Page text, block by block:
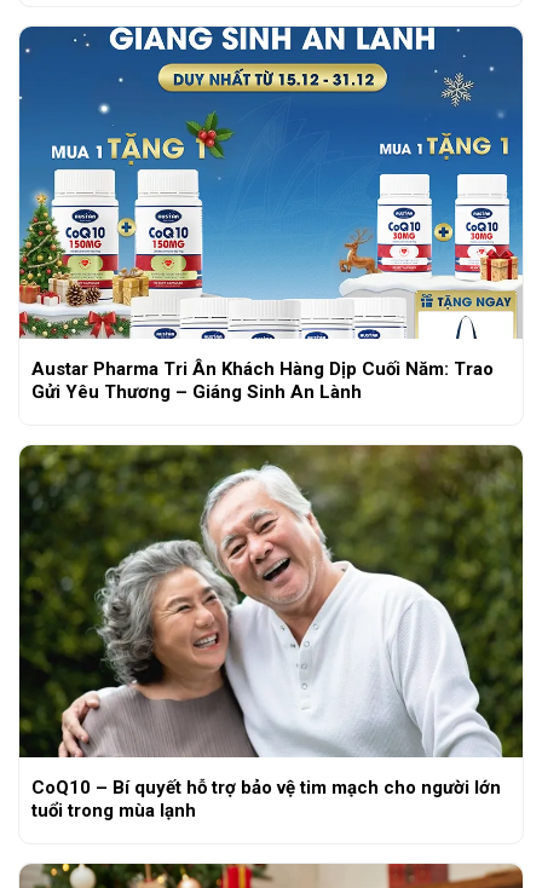
Austar Pharma Tri Ân Khách Hàng Dịp Cuối Năm: Trao
Gửi Yêu Thương – Giáng Sinh An Lành
CoQ10 – Bí quyết hỗ trợ bảo vệ tim mạch cho người lớn
tuổi trong mùa lạnh